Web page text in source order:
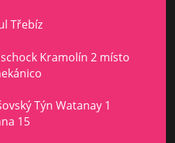
Třebíz
Kramolín 2 místo
Týn Watanay 1
15